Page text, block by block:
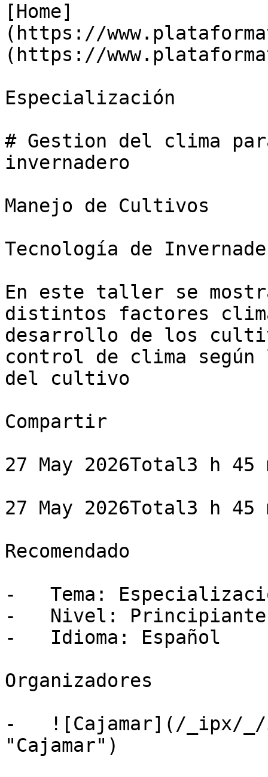
[Home]
(https://
(https://
Especialización
# Gestion del clima
invernadero
Manejo de Cultivos
Tecnología de
En este taller se
distintos factores
desarrollo de los
control de clima
del cultivo
Compartir
27 May 2026Total3 h 45
27 May 2026Total3 h 45
Recomendado
-   Tema:
-   Nivel: Principiante
-   Idioma: Español
Organizadores
-   ![Cajamar](/_ipx/_/
"Cajamar")